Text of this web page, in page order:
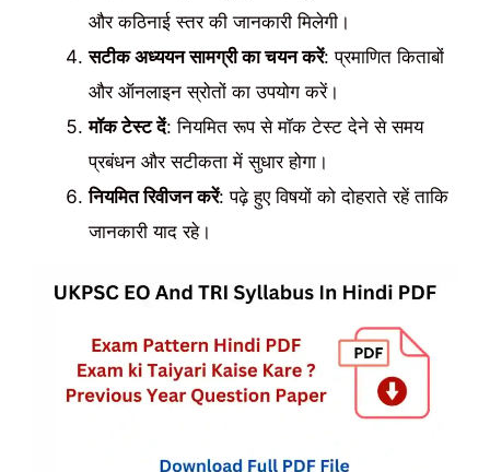
और कठिनाई स्तर की जानकारी मिलेगी।
सटीक अध्ययन सामग्री का चयन करें: प्रमाणित किताबों
और ऑनलाइन स्रोतों का उपयोग करें।
मॉक टेस्ट दें: नियमित रूप से मॉक टेस्ट देने से समय
प्रबंधन और सटीकता में सुधार होगा।
नियमित रिवीजन करें: पढ़े हुए विषयों को दोहराते रहें ताकि
जानकारी याद रहे।